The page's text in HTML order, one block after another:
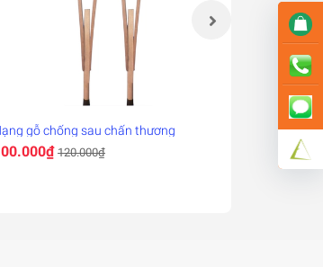
gỗ chống sau chấn thương
120.000₫
Nẹp cố
100.000₫